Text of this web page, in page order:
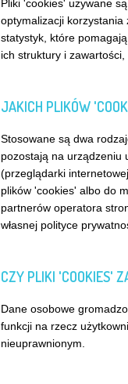
Pliki 'cookies' używane
optymalizacji
statystyk, które
ich struktury i zawartości,
JAKICH PLIKÓW
Stosowane są dwa
pozostają na urządzeniu
(przeglądarki
plików 'cookies' albo do
partnerów operatora
własnej polityce
CZY PLIKI 'COOKIES'
Dane osobowe
funkcji na rzecz
nieuprawnionym.